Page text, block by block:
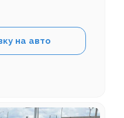
на авто